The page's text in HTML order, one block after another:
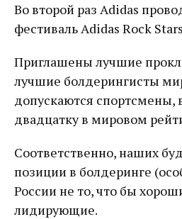
Во второй раз Adidas
фестиваль Adidas Rock
Приглашены лучшие
лучшие болдерингисты
допускаются спортсмены,
двадцатку в мировом
Соответственно, наших
позиции в болдеринге
России не то, что бы
лидирующие.